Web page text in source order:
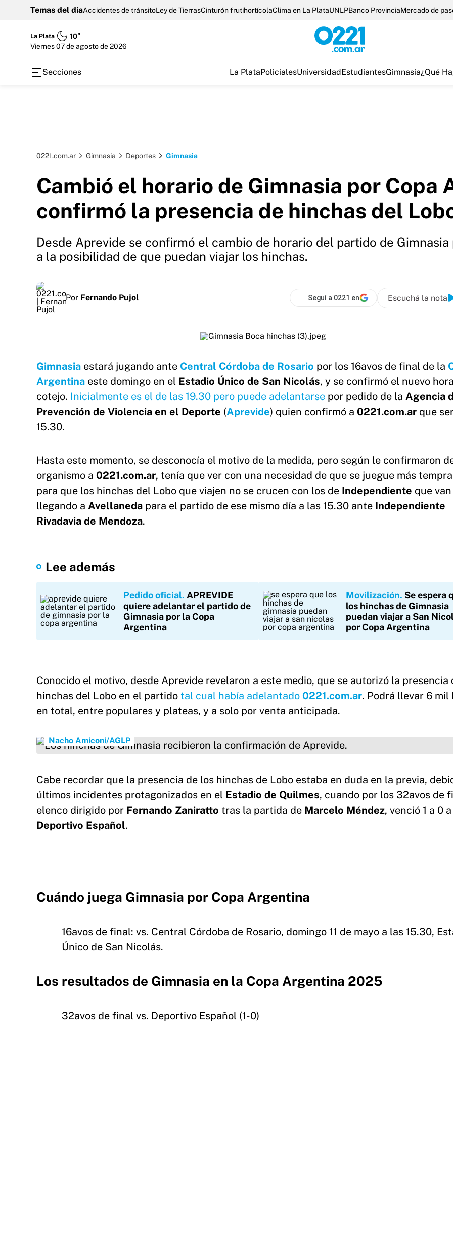
Temas del díaAccidentes de tránsitoLey de TierrasCinturón frutihortícolaClima en La PlataUNLPBanco ProvinciaMercado de
La Plata
10°
viernes 07 de agosto de 2026
Secciones La PlataPolicialesUniversidadEstudiantesGimnasia¿Qué
0221.com.ar Gimnasia Deportes Gimnasia
Cambió el horario de Gimnasia por Copa
confirmó la presencia de hinchas del
Desde Aprevide se confirmó el cambio de horario del partido de
a la posibilidad de que puedan viajar los hinchas.
Por Fernando Pujol Seguí a 0221 en Escuchá la nota
Gimnasia estará jugando ante Central Córdoba de Rosario por los 16avos de final de la
Argentina este domingo en el Estadio Único de San Nicolás, y se confirmó el nuevo
cotejo. Inicialmente es el de las 19.30 pero puede adelantarse por pedido de la Agencia
Prevención de Violencia en el Deporte (Aprevide) quien confirmó a 0221.com.ar que
15.30.
Hasta este momento, se desconocía el motivo de la medida, pero según le confirmaron
organismo a 0221.com.ar, tenía que ver con una necesidad de que se juegue más
para que los hinchas del Lobo que viajen no se crucen con los de Independiente que
llegando a Avellaneda para el partido de ese mismo día a las 15.30 ante Independiente
Rivadavia de Mendoza.
Lee además
Pedido oficial APREVIDE
quiere adelantar el partido de
Gimnasia por la Copa
Argentina
Movilización Se espera
los hinchas de Gimnasia
puedan viajar a San
por Copa Argentina
Conocido el motivo, desde Aprevide revelaron a este medio, que se autorizó la presencia
hinchas del Lobo en el partido tal cual había adelantado 0221.com.ar. Podrá llevar 6 mil
en total, entre populares y plateas, y a solo por venta anticipada.
Nacho Amiconi/AGLP
Cabe recordar que la presencia de los hinchas de Lobo estaba en duda en la previa,
últimos incidentes protagonizados en el Estadio de Quilmes, cuando por los 32avos de
elenco dirigido por Fernando Zaniratto tras la partida de Marcelo Méndez, venció 1 a 0 a
Deportivo Español.
Cuándo juega Gimnasia por Copa Argentina
16avos de final: vs. Central Córdoba de Rosario, domingo 11 de mayo a las 15.30,
Único de San Nicolás.
Los resultados de Gimnasia en la Copa Argentina 2025
32avos de final vs. Deportivo Español (1-0)